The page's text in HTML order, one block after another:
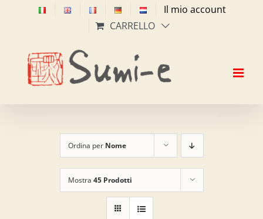
Il mio account
CARRELLO
Ordina per Nome
Mostra 45 Prodotti